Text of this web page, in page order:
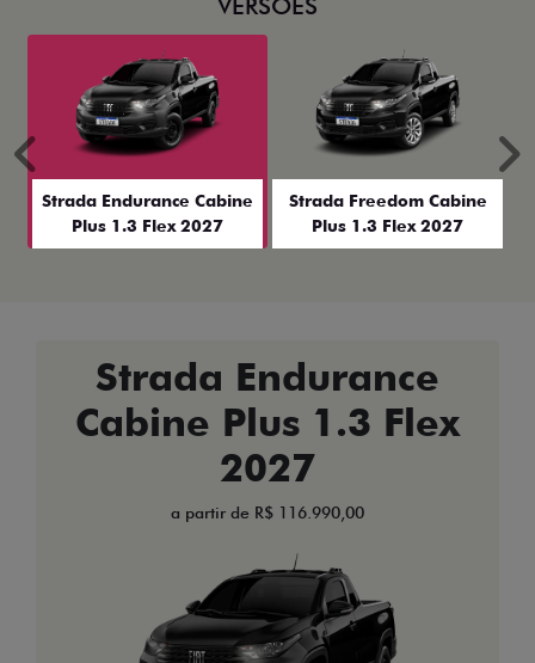
VERSÕES
Strada Endurance Cabine
Plus 1.3 Flex 2027
Strada Freedom Cabine
Plus 1.3 Flex 2027
Anterior
Strada Endurance
Cabine Plus 1.3 Flex
2027
a partir de R$ 116.990,00